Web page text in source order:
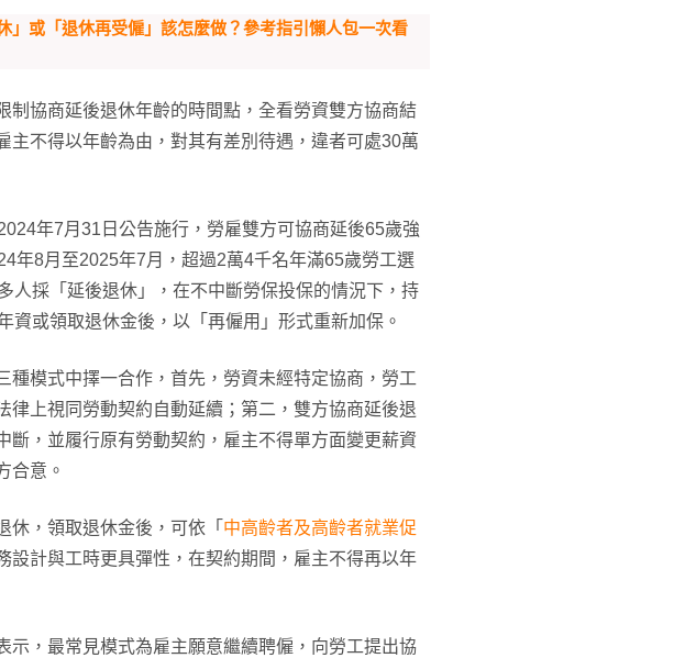
」或「退休再受僱」該怎麼做？參考指引懶人包一次看
制協商延後退休年齡的時間點，全看勞資雙方協商結
主不得以年齡為由，對其有差別待遇，違者可處30萬
年7月31日公告施行，勞雇雙方可協商延後65歲強
年8月至2025年7月，超過2萬4千名年滿65歲勞工選
人採「延後退休」，在不中斷勞保投保的情況下，持
資或領取退休金後，以「再僱用」形式重新加保。
種模式中擇一合作，首先，勞資未經特定協商，勞工
律上視同勞動契約自動延續；第二，雙方協商延後退
斷，並履行原有勞動契約，雇主不得單方面變更薪資
合意。
休，領取退休金後，可依「 中高齡者及高齡者就業促
設計與工時更具彈性，在契約期間，雇主不得再以年
示，最常見模式為雇主願意繼續聘僱，向勞工提出協